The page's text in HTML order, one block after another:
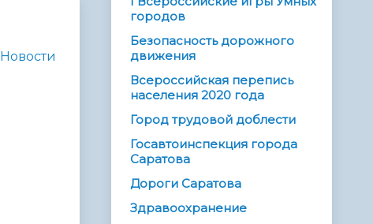
Новости
городов
Безопасность дорожного
движения
Всероссийская перепись
населения 2020 года
Город трудовой доблести
Госавтоинспекция города
Саратова
Дороги Саратова
Здравоохранение